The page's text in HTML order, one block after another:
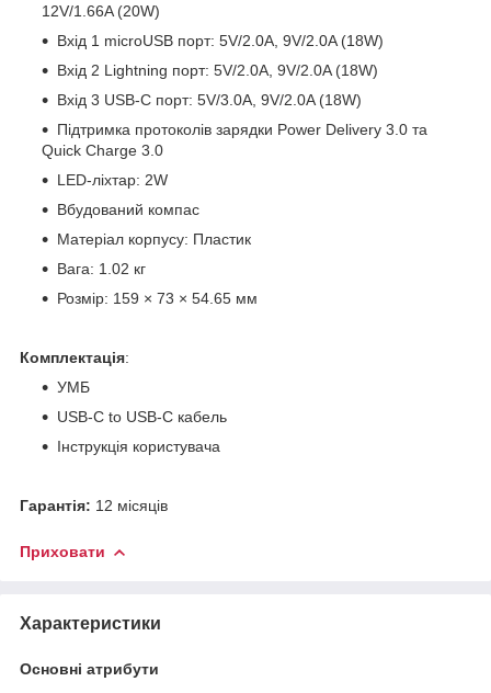
12V/1.66A (20W)
Вхід 1 microUSB порт: 5V/2.0A, 9V/2.0A (18W)
Вхід 2 Lightning порт: 5V/2.0A, 9V/2.0A (18W)
Вхід 3 USB-C порт: 5V/3.0A, 9V/2.0A (18W)
Підтримка протоколів зарядки Power Delivery 3.0 та
Quick Charge 3.0
LED-ліхтар: 2W
Вбудований компас
Матеріал корпусу: Пластик
Вага: 1.02 кг
Розмір: 159 × 73 × 54.65 мм
Комплектація:
УМБ
USB-C to USB-C кабель
Інструкція користувача
Гарантія: 12 місяців
Приховати
Характеристики
Основні атрибути